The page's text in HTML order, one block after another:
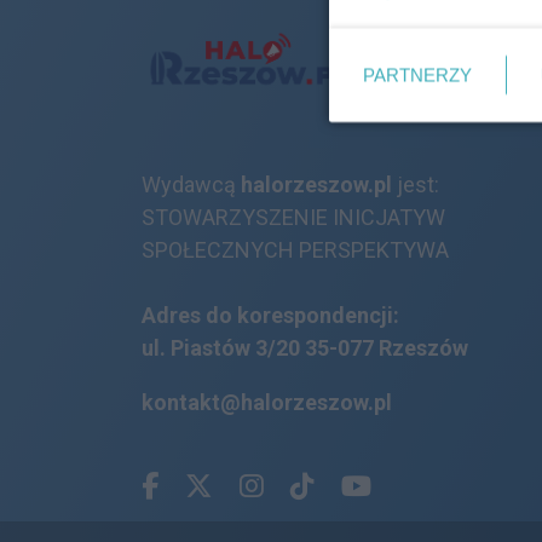
Wydawcą halorzeszow.pl jest:
STOWARZYSZENIE INICJATYW
SPOŁECZNYCH PERSPEKTYWA
Adres do korespondencji:
ul. Piastów 3/20 35-077 Rzeszów
kontakt@halorzeszow.pl
Facebook.com
X.comInstagram.com
Tiktok.com
Youtube.com
PARTNERZY